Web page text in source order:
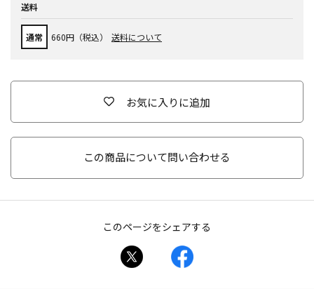
送料
通常 660円（税込） 送料について
お気に入りに追加
この商品について問い合わせる
このページをシェアする